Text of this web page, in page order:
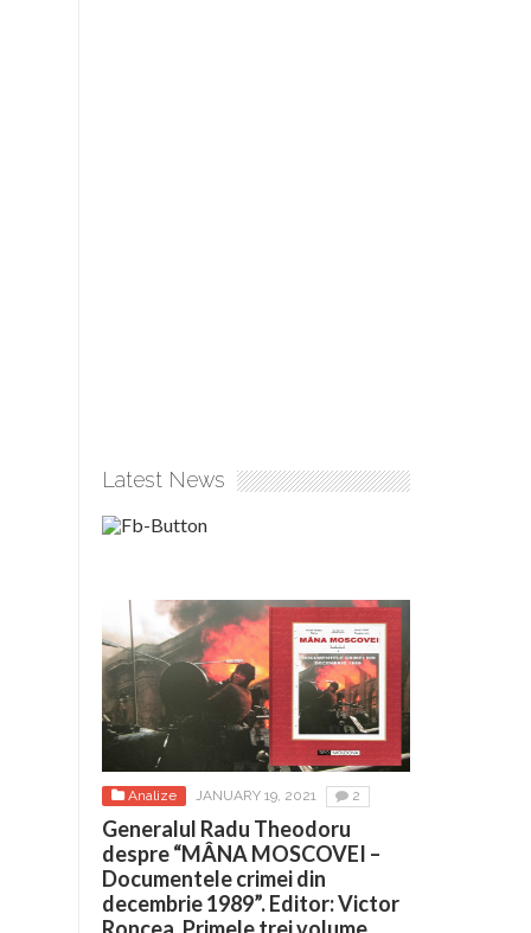
Latest News
Analize JANUARY 19, 2021 2
Generalul Radu Theodoru
despre “MÂNA MOSCOVEI –
Documentele crimei din
decembrie 1989”. Editor: Victor